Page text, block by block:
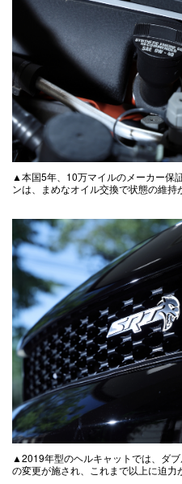
▲本国5年、10万マイルのメーカー保
ンは、まめなオイル交換で状態の維持
▲2019年型のヘルキャットでは、ダ
の変更が施され、これまで以上に迫力